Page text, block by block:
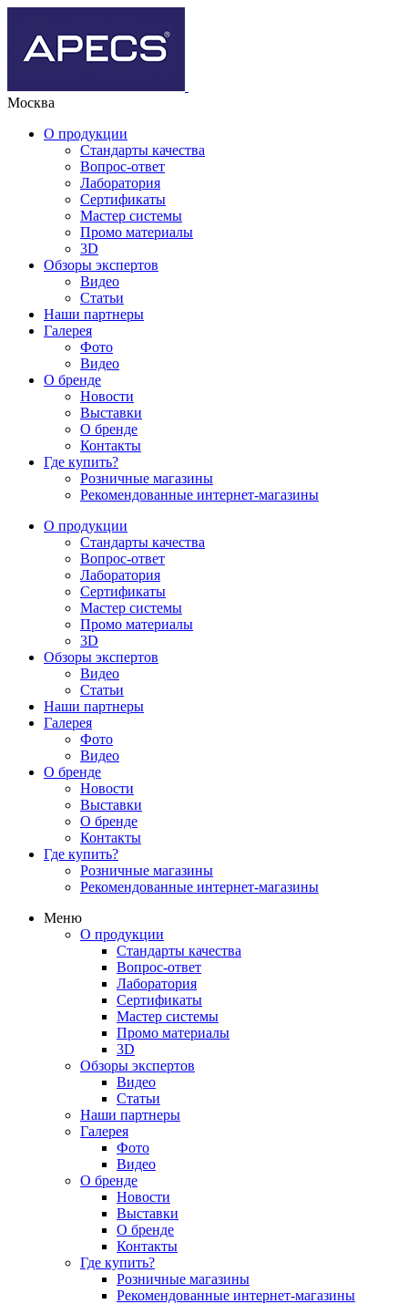
Москва
О продукции
Стандарты качества
Вопрос-ответ
Лаборатория
Сертификаты
Мастер системы
Промо материалы
3D
Обзоры экспертов
Видео
Статьи
Наши партнеры
Галерея
Фото
Видео
О бренде
Новости
Выставки
О бренде
Контакты
Где купить?
Розничные магазины
Рекомендованные интернет-магазины
О продукции
Стандарты качества
Вопрос-ответ
Лаборатория
Сертификаты
Мастер системы
Промо материалы
3D
Обзоры экспертов
Видео
Статьи
Наши партнеры
Галерея
Фото
Видео
О бренде
Новости
Выставки
О бренде
Контакты
Где купить?
Розничные магазины
Рекомендованные интернет-магазины
Меню
О продукции
Стандарты качества
Вопрос-ответ
Лаборатория
Сертификаты
Мастер системы
Промо материалы
3D
Обзоры экспертов
Видео
Статьи
Наши партнеры
Галерея
Фото
Видео
О бренде
Новости
Выставки
О бренде
Контакты
Где купить?
Розничные магазины
Рекомендованные интернет-магазины